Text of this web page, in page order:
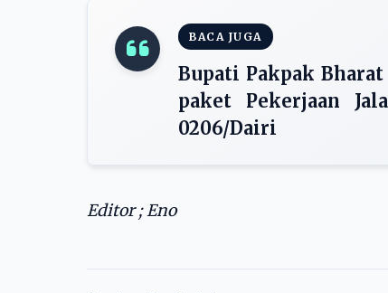
BACA JUGA
Bupati Pakpak
paket Pekerjaan
0206/Dairi
Editor ; Eno